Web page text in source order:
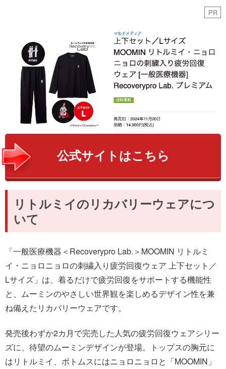
PR
公式サイトはこちら
リトルミイのリカバリーウェアにつ
いて
「一般医療機器＜Recoverypro Lab.＞MOOMIN リトルミ
イ・ニョロニョロの刺繍入り疲労回復ウェア 上下セット／
Lサイズ」は、着るだけで疲労回復をサポートする機能性
と、ムーミンのやさしい世界観を楽しめるデザイン性を兼
ね備えたリカバリーウェアです。
発売後わずか2カ月で完売した人気の疲労回復ウェアシリー
ズに、待望のムーミンデザインが登場。トップスの胸元に
はリトルミイ、ボトムスにはニョロニョロと「MOOMIN」